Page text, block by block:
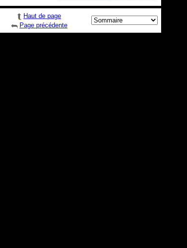
Haut de page
Page précédente